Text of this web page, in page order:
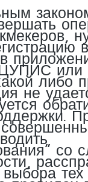
или
либо
не
со